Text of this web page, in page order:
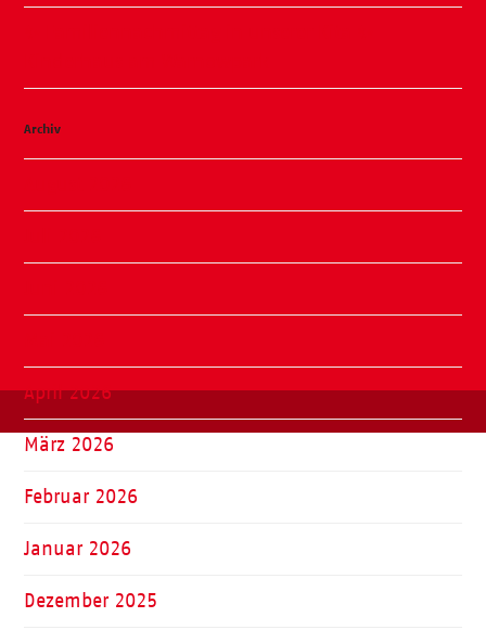
Archiv
April 2026
März 2026
Februar 2026
Januar 2026
Dezember 2025